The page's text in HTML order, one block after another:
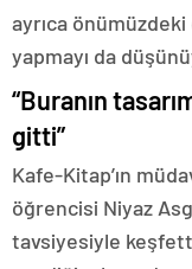
ayrıca
yapmayı da
“Buranın
gitti”
Kafe-Kitap’ın
öğrencisi Niyaz
tavsiyesiyle